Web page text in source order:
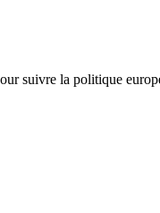
suivre la politique